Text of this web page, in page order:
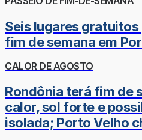
Seis lugares
fim de semana em
CALOR DE AGOSTO
Rondônia terá fim de
calor, sol forte e
isolada; Porto Velho